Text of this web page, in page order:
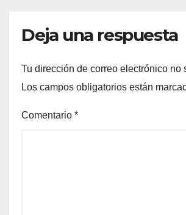
Deja una respuesta
Tu dirección de correo electrónico no
Los campos obligatorios están
Comentario *